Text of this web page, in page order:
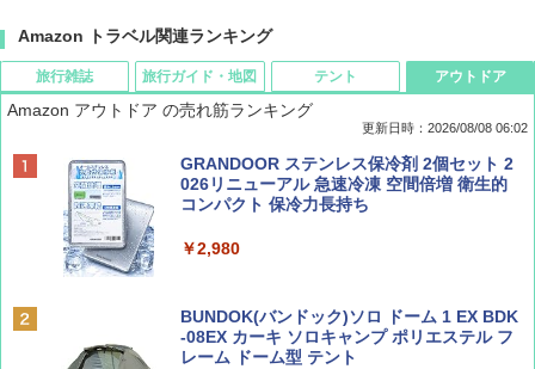
Amazon トラベル関連ランキング
旅行雑誌
BE-PAL(ビ-パル) 2026年 9 月号【特別付録:
SOTO ミニマル"旅"財布 ランダム2種】
ディズニーファン ２０２６年 ９月号 [雑
誌] (ＤＩＳＮＥＹ ＦＡＮ)
旅行ガイド・地図
D40 地球の歩き方 チェンマイ タイ北部の魅
力的な町 2026～2027 地球の歩き方D アジア
地球の歩き方 スター・ウォーズ
￥2,695
テント
[キャンパーズコレクション 山善] ポップアッ
プテント 傘みたいに広げて畳める パッとサ
ッとサンシェード キューブ フルクローズ メ
&ハイキング カーキ PATC-150(KH)
PYKES PEAK (パイクスピーク) 着替えテン
アウトドア
Amazon アウトドア の売れ筋ランキング
更新日時：2026/08/08 06:02
GRANDOOR ステンレス保冷剤 2個セット 2
026リニューアル 急速冷凍 空間倍増 衛生的
コンパクト 保冷力長持ち
￥2,980
BUNDOK(バンドック)ソロ ドーム 1 EX BDK
-08EX カーキ ソロキャンプ ポリエステル フ
レーム ドーム型 テント